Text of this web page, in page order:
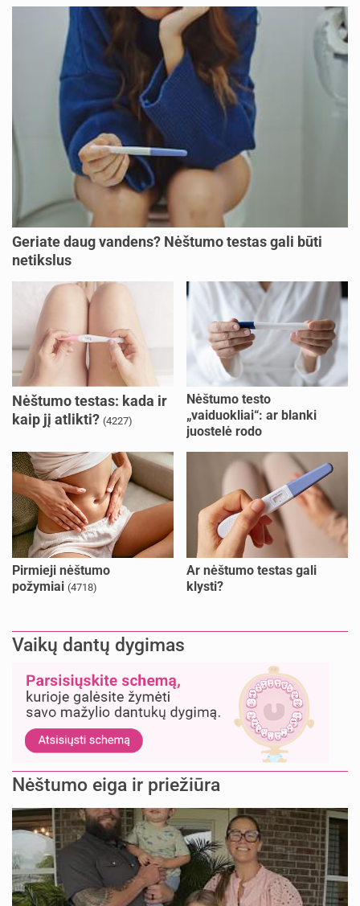
Geriate daug vandens? Nėštumo testas gali būti
netikslus
Nėštumo testas: kada ir
kaip jį atlikti? (4227)
Nėštumo testo
„vaiduokliai“: ar blanki
juostelė rodo
Pirmieji nėštumo
požymiai (4718)
Ar nėštumo testas gali
klysti?
Vaikų dantų dygimas
Nėštumo eiga ir priežiūra